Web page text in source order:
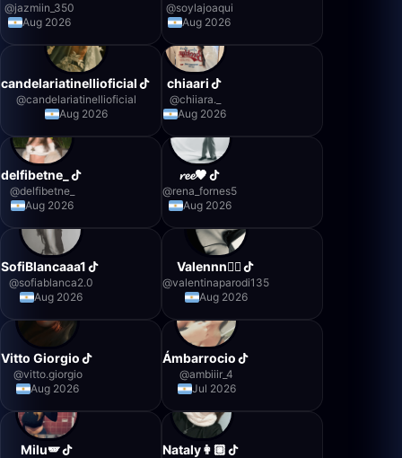
@jazmiin_350
Aug 2026
@soylajoaqui
Aug 2026
candelariatinellioficial
@candelariatinellioficial
Aug 2026
chiaari
@chiiara._
Aug 2026
delfibetne_
@delfibetne_
Aug 2026
𝓻𝓮𝓮🖤
@rena_fornes5
Aug 2026
SofiBlancaaa1
@sofiablanca2.0
Aug 2026
Valennn❤️‍🔥
@valentinaparodi135
Aug 2026
Vitto Giorgio
@vitto.giorgio
Aug 2026
Ámbarrocio
@ambiiir_4
Jul 2026
Milu🪽 Nataly👩🏼